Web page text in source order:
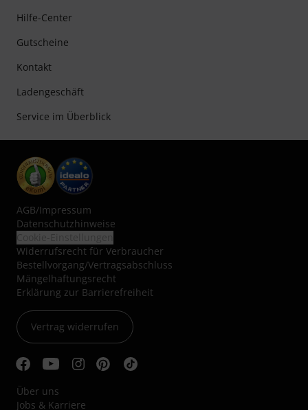
Hilfe-Center
Gutscheine
Kontakt
Ladengeschäft
Service im Überblick
AGB/Impressum
Datenschutzhinweise
Widerrufsrecht für Verbraucher
Bestellvorgang/Vertragsabschluss
Mängelhaftungsrecht
Erklärung zur Barrierefreiheit
Vertrag widerrufen
Über uns
Jobs & Karriere